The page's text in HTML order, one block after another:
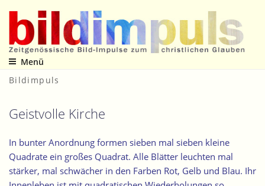
Inhalt
springen
Zeitgenössische Bild-Impulse zum christlichen Glauben
Menü
Bildimpuls
Geistvolle Kirche
In bunter Anordnung formen sieben mal sieben kleine
Quadrate ein großes Quadrat. Alle Blätter leuchten mal
stärker, mal schwächer in den Farben Rot, Gelb und Blau. Ihr